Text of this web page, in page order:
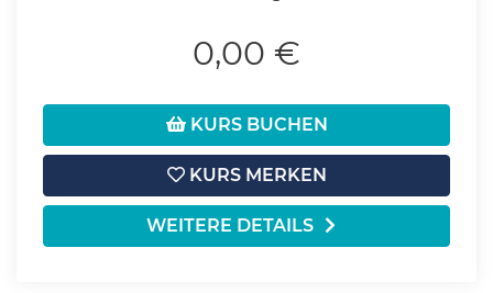
0,00 €
KURS BUCHEN
KURS MERKEN
WEITERE DETAILS